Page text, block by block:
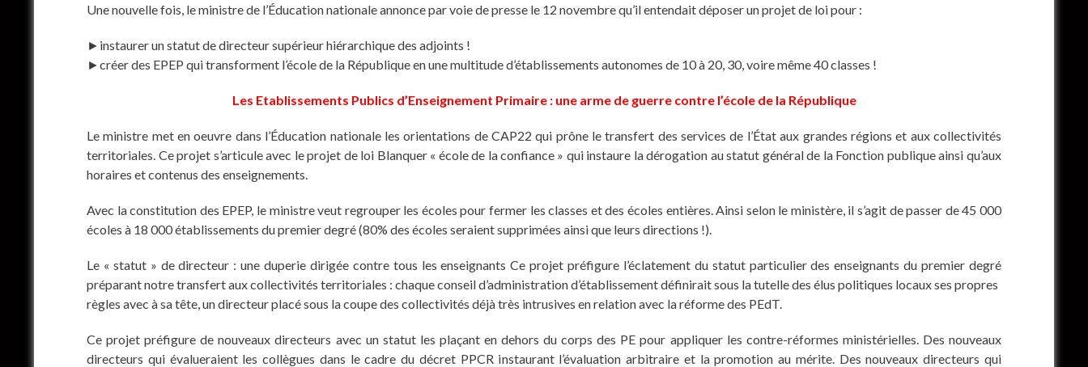
Une nouvelle fois, le ministre de l’Éducation nationale annonce par voie de presse le 12 novembre qu’il entendait déposer un projet de loi pour :
►instaurer un statut de directeur supérieur hiérarchique des adjoints !
►créer des EPEP qui transforment l’école de la République en une multitude d’établissements autonomes de 10 à 20, 30, voire même 40 classes !
Les Etablissements Publics d’Enseignement Primaire : une arme de guerre contre l’école de la République
Le ministre met en oeuvre dans l’Éducation nationale les orientations de CAP22 qui prône le transfert des services de l’État aux grandes régions et aux collectivités
territoriales. Ce projet s’articule avec le projet de loi Blanquer « école de la confiance » qui instaure la dérogation au statut général de la Fonction publique ainsi qu’aux
horaires et contenus des enseignements.
Avec la constitution des EPEP, le ministre veut regrouper les écoles pour fermer les classes et des écoles entières. Ainsi selon le ministère, il s’agit de passer de 45 000
écoles à 18 000 établissements du premier degré (80% des écoles seraient supprimées ainsi que leurs directions !).
Le « statut » de directeur : une duperie dirigée contre tous les enseignants Ce projet préfigure l’éclatement du statut particulier des enseignants du premier degré
préparant notre transfert aux collectivités territoriales : chaque conseil d’administration d’établissement définirait sous la tutelle des élus politiques locaux ses propres
règles avec à sa tête, un directeur placé sous la coupe des collectivités déjà très intrusives en relation avec la réforme des PEdT.
Ce projet préfigure de nouveaux directeurs avec un statut les plaçant en dehors du corps des PE pour appliquer les contre-réformes ministérielles. Des nouveaux
directeurs qui évalueraient les collègues dans le cadre du décret PPCR instaurant l’évaluation arbitraire et la promotion au mérite. Des nouveaux directeurs qui